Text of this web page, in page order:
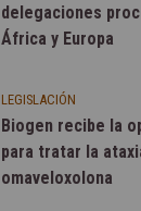
delegaciones
África y Europa
LEGISLACIÓN
Biogen recibe la
para tratar la
omaveloxolona